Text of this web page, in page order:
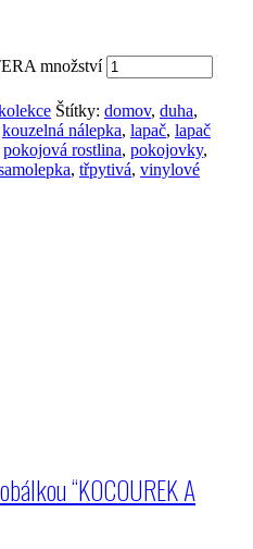
množství
Štítky: domov, duha,
kouzelná nálepka, lapač, lapač
pokojová rostlina, pokojovky,
, třpytivá, vinylové
“KOCOUREK A